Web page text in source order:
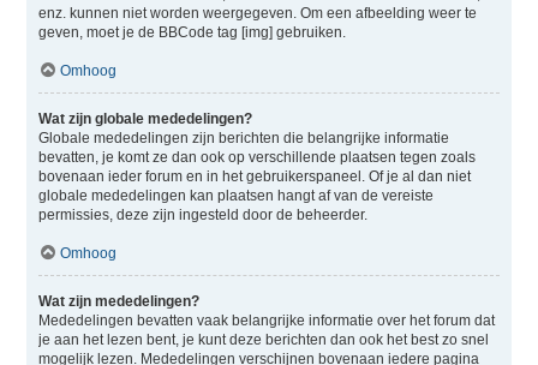
enz. kunnen niet worden weergegeven. Om een afbeelding weer te
geven, moet je de BBCode tag [img] gebruiken.
Omhoog
Wat zijn globale mededelingen?
Globale mededelingen zijn berichten die belangrijke informatie
bevatten, je komt ze dan ook op verschillende plaatsen tegen zoals
bovenaan ieder forum en in het gebruikerspaneel. Of je al dan niet
globale mededelingen kan plaatsen hangt af van de vereiste
permissies, deze zijn ingesteld door de beheerder.
Omhoog
Wat zijn mededelingen?
Mededelingen bevatten vaak belangrijke informatie over het forum dat
je aan het lezen bent, je kunt deze berichten dan ook het best zo snel
mogelijk lezen. Mededelingen verschijnen bovenaan iedere pagina